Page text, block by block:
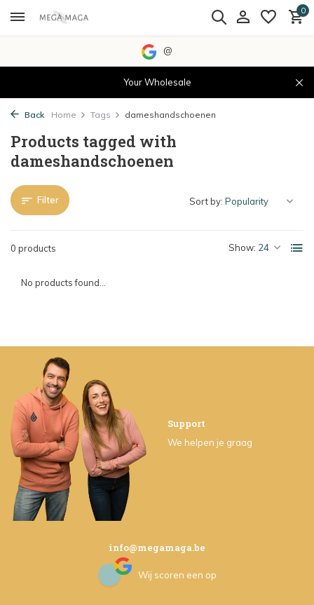
0
@
Your Wholesale
Back Home Tags dameshandschoenen
Products tagged with
dameshandschoenen
Filter
0 products Show:
Sort by:
No products found...
Support
We helpen je graag
info@megamaga.be
Wij scoren een op